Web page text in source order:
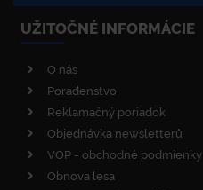
UŽITOČNÉ INFORMÁCIE
O nás
Poradenstvo
Reklamačný poriadok
Objednávka newsletterů
VOP - obchodné podmienky
Obnova lesa